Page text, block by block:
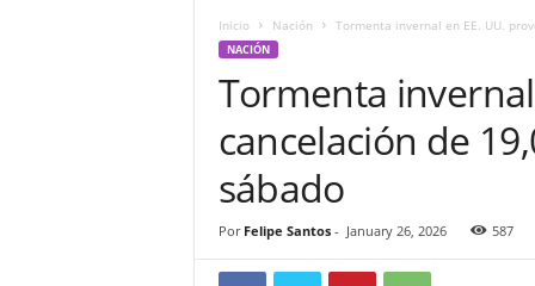
ó
Inicio Nación Tormenta invernal en EE. UU.
NACIÓN
Tormenta
cancelación de
sábado
Por Felipe Santos- January 26, 2026 587